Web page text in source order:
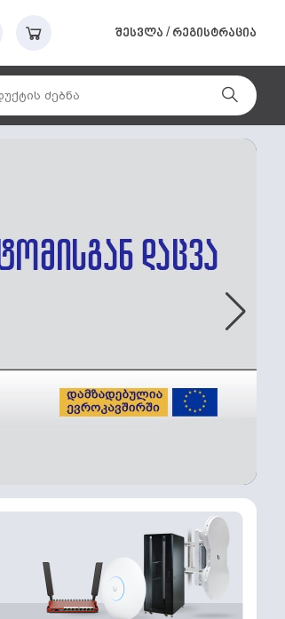
შესვლა / რეგისტრაცია